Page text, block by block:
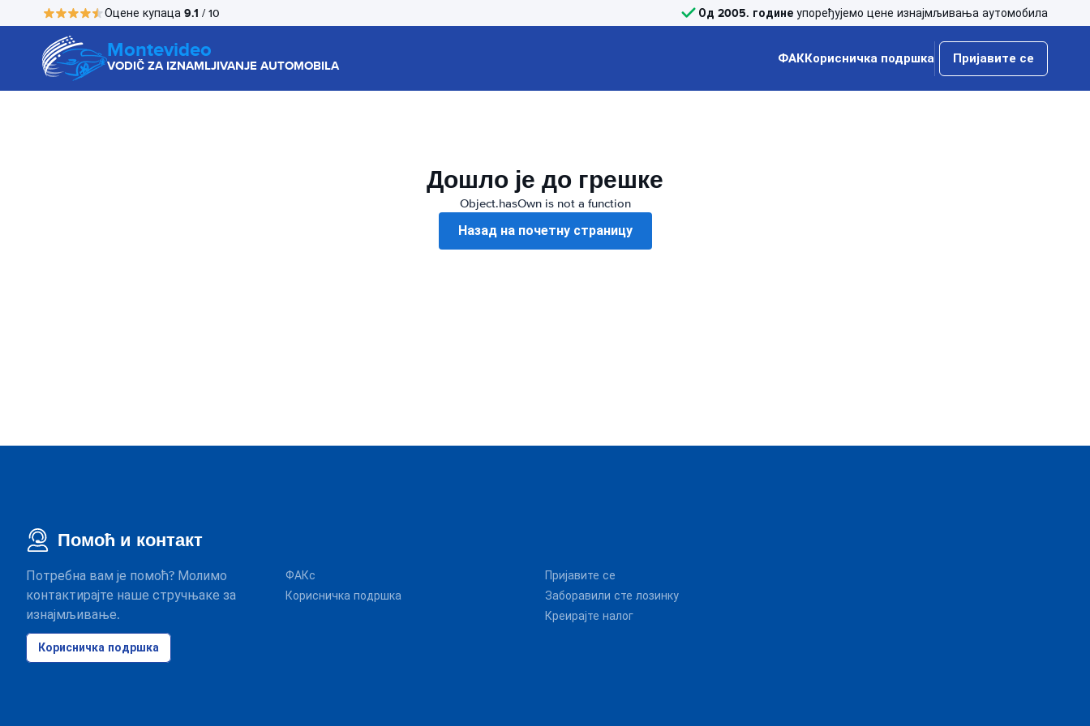
Оцене купаца 9.1 / 10 Од 2005. године упоређујемо цене изнајмљивања аутомобила
Montevideo
VODIČ ZA IZNAMLJIVANJE AUTOMOBILA ФАККорисничка подршка Пријавите се
Дошло је до грешке
Object.hasOwn is not a function
Назад на почетну страницу
Помоћ и контакт
Потребна вам је помоћ? Молимо
контактирајте наше стручњаке за
изнајмљивање.
Корисничка подршка
ФАКс
Корисничка подршка
Пријавите се
Заборавили сте лозинку
Креирајте налог